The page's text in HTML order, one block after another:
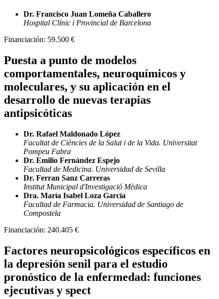
Dr. Francisco Juan Lomeña Caballero
Hospital Clínic i Provincial de Barcelona
Financiación: 59.500 €
Puesta a punto de modelos
comportamentales, neuroquímicos y
moleculares, y su aplicación en el
desarrollo de nuevas terapias
antipsicóticas
Dr. Rafael Maldonado López
Facultat de Ciències de la Salut i de la Vida. Universitat
Pompeu Fabra
Dr. Emilio Fernández Espejo
Facultad de Medicina. Universidad de Sevilla
Dr. Ferran Sanz Carreras
Institut Municipal d'Investigació Mèdica
Dra. María Isabel Loza García
Facultad de Farmacia. Universidad de Santiago de
Compostela
Financiación: 240.405 €
Factores neuropsicológicos específicos en
la depresión senil para el estudio
pronóstico de la enfermedad: funciones
ejecutivas y spect